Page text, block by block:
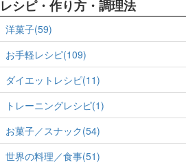
レシピ・作り方・調理法
洋菓子(59)
お手軽レシピ(109)
ダイエットレシピ(11)
トレーニングレシピ(1)
お菓子／スナック(54)
世界の料理／食事(51)